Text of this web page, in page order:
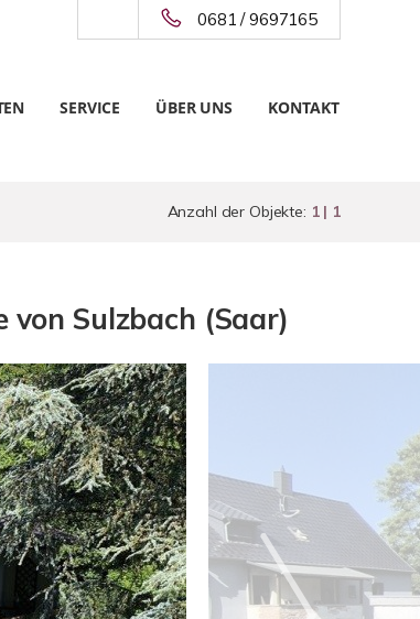
0681 / 9697165
SERVICE ÜBER UNS KONTAKT
Anzahl der Objekte: 1 | 1
Sulzbach (Saar)